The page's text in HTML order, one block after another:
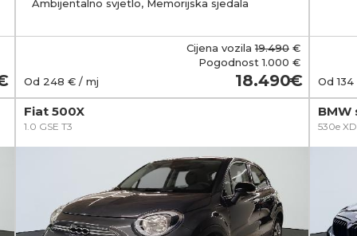
Ambijentalno svjetlo, Memorijska sjedala
Cijena vozila19.490 €
Pogodnost1.000 €
Od 248 € / mj 18.490 Od134
Fiat 500X
1.0 GSE T3
BMW
530e